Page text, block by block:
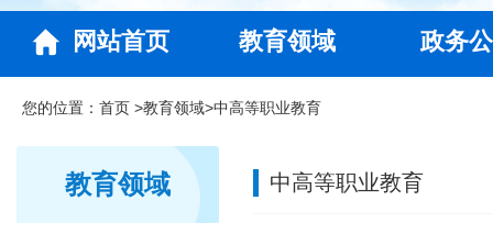
网站首页 教育领域 政务
您的位置： 首页 >教育领域>中高等职业教育
教育领域 中高等职业教育